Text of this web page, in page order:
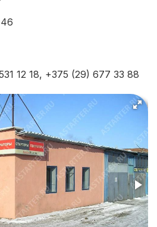
12 18, +375 (29) 677 33 88